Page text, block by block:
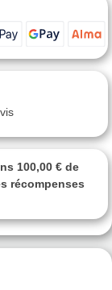
100,00 € de
récompenses